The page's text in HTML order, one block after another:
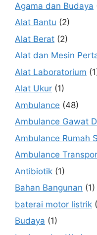
Agama dan Budaya
Alat Bantu (2)
Alat Berat (2)
Alat dan Mesin
Alat Laboratorium
Alat Ukur (1)
Ambulance (48)
Ambulance Gawat
Ambulance Rumah
Ambulance
Antibiotik (1)
Bahan Bangunan (1)
baterai motor listrik
Budaya (1)